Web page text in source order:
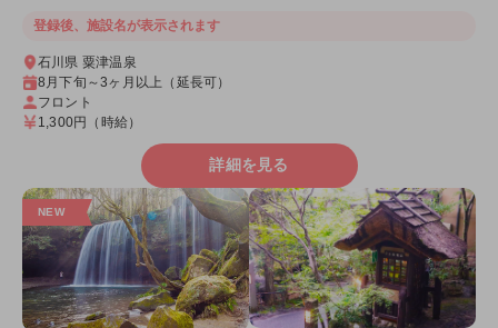
登録後、施設名が表示されます
石川県 粟津温泉
8月下旬～3ヶ月以上（延長可）
フロント
1,300円 （時給）
詳細を見る